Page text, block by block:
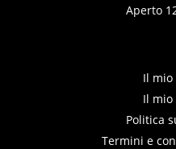
Aperto
Il mio
Il mio
Politica
Termini e